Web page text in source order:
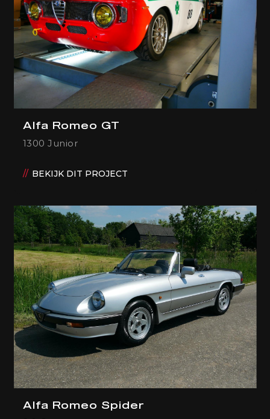
Alfa Romeo GT
1300 Junior
BEKIJK DIT PROJECT
Alfa Romeo Spider